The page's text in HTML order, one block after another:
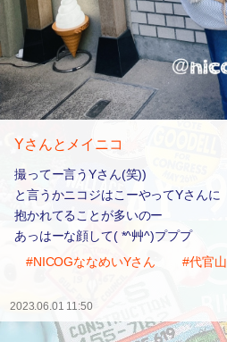
Yさんとメイニコ
撮ってー言うYさん(笑))
と言うかニコジはこーやってYさんに
抱かれてることが多いのー
あっはーな顔して( *^艸^)プププ
#NICOGななめいYさん
#代官山
2023.06.01 11:50